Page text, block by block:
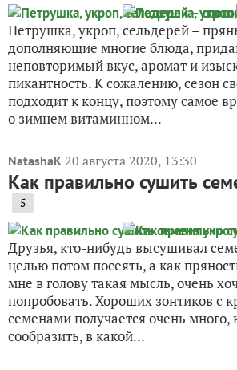
Петрушка, укроп, сельдерей –
дополняющие многие блюда,
неповторимый вкус, аромат и
пикантность. К сожалению, сезон
подходит к концу, поэтому самое
о зимнем витаминном...
NatashaK 20 августа 2020, 13:30
Как правильно сушить
5
Друзья, кто-нибудь высушивал
целью потом посеять, а как
мне в голову такая мысль, очень
попробовать. Хороших зонтиков с
семенами получается очень много,
сообразить, в какой...